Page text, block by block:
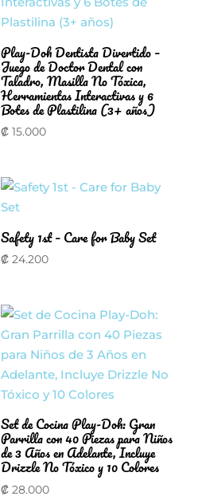
Play-Doh Dentista Divertido –
Juego de Doctor Dental con
Taladro, Masilla No Tóxica,
Herramientas Interactivas y 6
Botes de Plastilina (3+ años)
₡ 15.000
Safety 1st – Care for Baby Set
₡ 24.200
Set de Cocina Play-Doh: Gran
Parrilla con 40 Piezas para Niños
de 3 Años en Adelante, Incluye
Drizzle No Tóxico y 10 Colores
₡ 28.000